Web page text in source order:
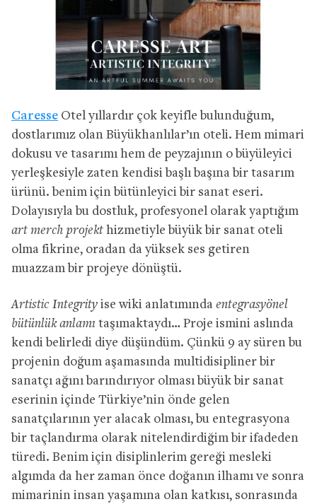
Caresse Otel yıllardır çok keyifle bulunduğum,
dostlarımız olan Büyükhanlılar’ın oteli. Hem mimari
dokusu ve tasarımı hem de peyzajının o büyüleyici
yerleşkesiyle zaten kendisi başlı başına bir tasarım
ürünü. benim için bütünleyici bir sanat eseri.
Dolayısıyla bu dostluk, profesyonel olarak yaptığım
art merch projekt hizmetiyle büyük bir sanat oteli
olma fikrine, oradan da yüksek ses getiren
muazzam bir projeye dönüştü.
Artistic Integrity ise wiki anlatımında entegrasyönel
bütünlük anlamı taşımaktaydı… Proje ismini aslında
kendi belirledi diye düşündüm. Çünkü 9 ay süren bu
projenin doğum aşamasında multidisipliner bir
sanatçı ağını barındırıyor olması büyük bir sanat
eserinin içinde Türkiye’nin önde gelen
sanatçılarının yer alacak olması, bu entegrasyona
bir taçlandırma olarak nitelendirdiğim bir ifadeden
türedi. Benim için disiplinlerim gereği mesleki
algımda da her zaman önce doğanın ilhamı ve sonra
mimarinin insan yaşamına olan katkısı, sonrasında